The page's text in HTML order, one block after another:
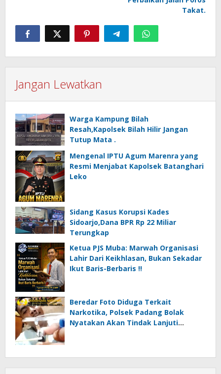
Takat.
Jangan Lewatkan
Warga Kampung Bilah
Resah,Kapolsek Bilah Hilir Jangan
Tutup Mata .
Mengenal IPTU Agum Marenra yang
Resmi Menjabat Kapolsek Batanghari
Leko
Sidang Kasus Korupsi Kades
Sidoarjo,Dana BPR Rp 22 Miliar
Terungkap
Ketua PJS Muba: Marwah Organisasi
Lahir Dari Keikhlasan, Bukan Sekadar
Ikut Baris-Berbaris !!
Beredar Foto Diduga Terkait
Narkotika, Polsek Padang Bolak
Nyatakan Akan Tindak Lanjuti